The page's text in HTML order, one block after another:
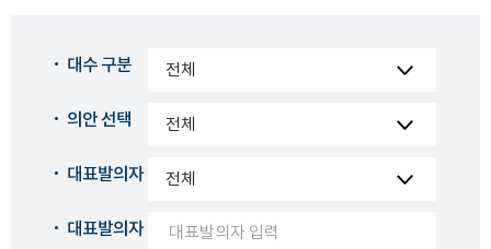
대수 구분
의안 선택
대표발의자 구분
대표발의자